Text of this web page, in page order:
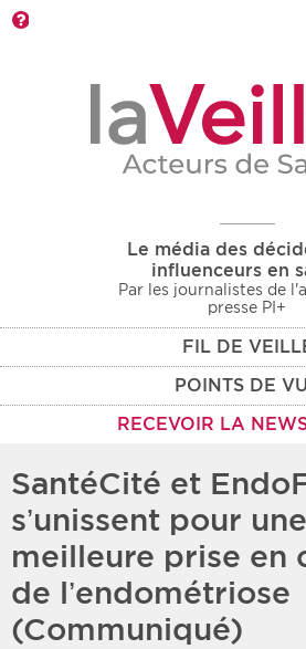
Le média des
influenceurs en
Par les journalistes de
presse PI+
FIL DE
POINTS DE
RECEVOIR LA
Rendez-vous des 7
prochains jours
Recherche par mots clés
Type
Protection sociale
Médico-social
Zone
Période
Choisir une date de débutChoisir une date de fin
SantéCité et
s’unissent pour une
meilleure prise en
de l’endométriose
(Communiqué)